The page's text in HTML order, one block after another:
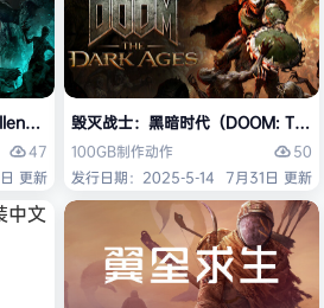
）免安装中文版
47
更新
毁灭战士：黑暗时代（DOOM: The
100GB制作动作
50
发行日期：2025-5-14 7月31日 更新